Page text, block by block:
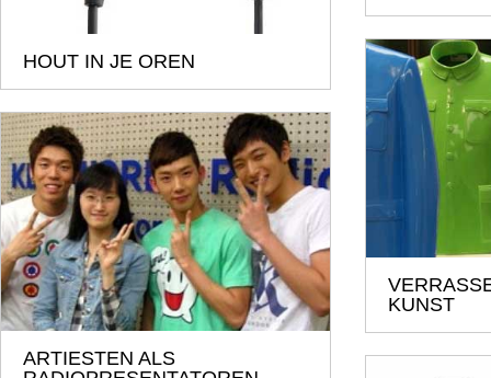
HOUT IN JE OREN
KUNST
ARTIESTEN ALS